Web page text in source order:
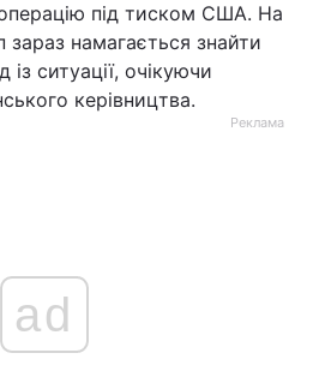
під тиском США. На
намагається знайти
ситуації, очікуючи
керівництва.
Реклама
ad